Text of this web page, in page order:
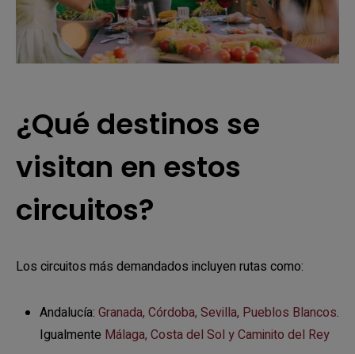
¿Qué destinos se
visitan en estos
circuitos?
Los circuitos más demandados incluyen rutas como:
Andalucía: Granada, Córdoba, Sevilla, Pueblos Blancos.
Igualmente Málaga, Costa del Sol y Caminito del Rey